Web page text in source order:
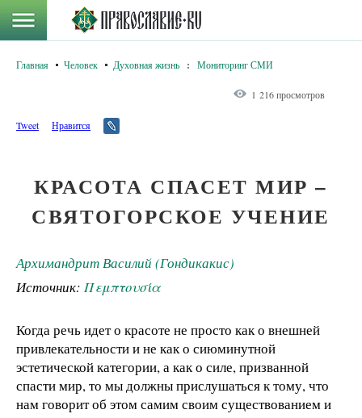
Главная Человек Духовная жизнь : Мониторинг СМИ
1 216 просмотров
Tweet Нравится
КРАСОТА СПАСЕТ МИР –
СВЯТОГОРСКОЕ УЧЕНИЕ
Архимандрит Василий (Гондикакис)
Источник: Πεμπτουσία
Когда речь идет о красоте не просто как о внешней
привлекательности и не как о сиюминутной
эстетической категории, а как о силе, призванной
спасти мир, то мы должны прислушаться к тому, что
нам говорит об этом самим своим существованием и